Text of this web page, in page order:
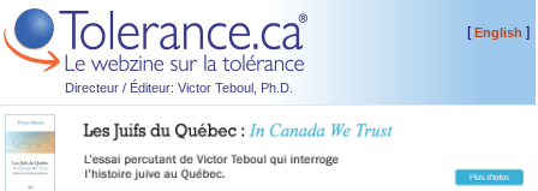
Directeur / Éditeur: Victor Teboul, Ph.D.
[English ]